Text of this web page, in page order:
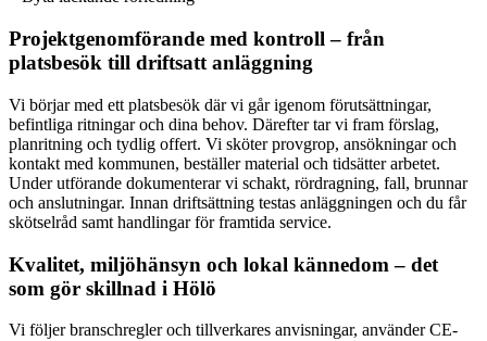
Projektgenomförande med kontroll – från
platsbesök till driftsatt anläggning
Vi börjar med ett platsbesök där vi går igenom förutsättningar,
befintliga ritningar och dina behov. Därefter tar vi fram förslag,
planritning och tydlig offert. Vi sköter provgrop, ansökningar och
kontakt med kommunen, beställer material och tidsätter arbetet.
Under utförande dokumenterar vi schakt, rördragning, fall, brunnar
och anslutningar. Innan driftsättning testas anläggningen och du får
skötselråd samt handlingar för framtida service.
Kvalitet, miljöhänsyn och lokal kännedom – det
som gör skillnad i Hölö
Vi följer branschregler och tillverkares anvisningar, använder CE-